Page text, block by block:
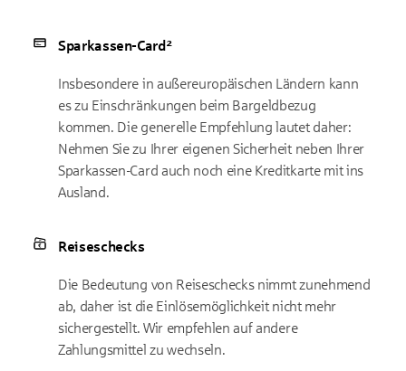
Sparkassen-Card²
Insbesondere in außereuropäischen Ländern kann
es zu Einschränkungen beim Bargeldbezug
kommen. Die generelle Empfehlung lautet daher:
Nehmen Sie zu Ihrer eigenen Sicherheit neben Ihrer
Sparkassen-Card auch noch eine Kreditkarte mit ins
Ausland.
Reiseschecks
Die Bedeutung von Reiseschecks nimmt zunehmend
ab, daher ist die Einlösemöglichkeit nicht mehr
sichergestellt. Wir empfehlen auf andere
Zahlungsmittel zu wechseln.